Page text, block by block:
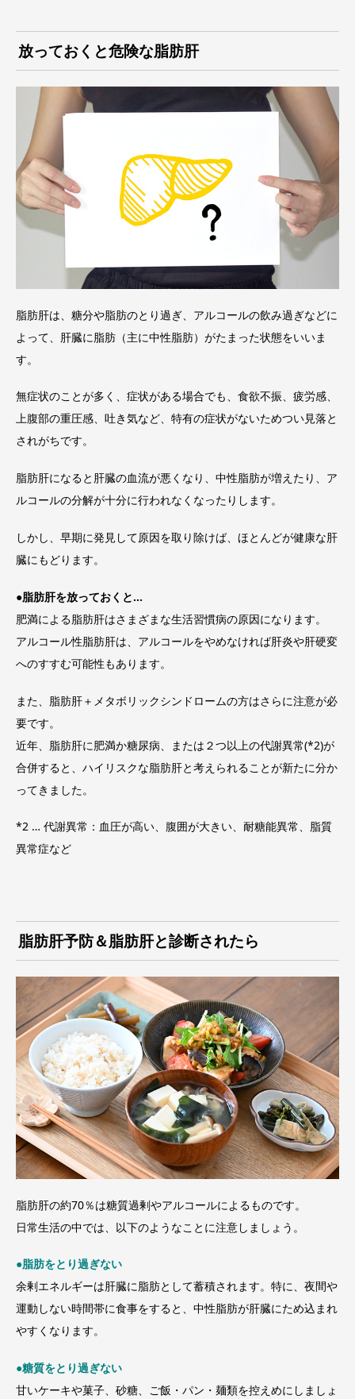
放っておくと危険な脂肪肝
脂肪肝は、糖分や脂肪のとり過ぎ、アルコールの飲み過ぎなどに
よって、肝臓に脂肪（主に中性脂肪）がたまった状態をいいま
す。
無症状のことが多く、症状がある場合でも、食欲不振、疲労感、
上腹部の重圧感、吐き気など、特有の症状がないためつい見落と
されがちです。
脂肪肝になると肝臓の血流が悪くなり、中性脂肪が増えたり、ア
ルコールの分解が十分に行われなくなったりします。
しかし、早期に発見して原因を取り除けば、ほとんどが健康な肝
臓にもどります。
●脂肪肝を放っておくと…
肥満による脂肪肝はさまざまな生活習慣病の原因になります。
アルコール性脂肪肝は、アルコールをやめなければ肝炎や肝硬変
へのすすむ可能性もあります。
また、脂肪肝＋メタボリックシンドロームの方はさらに注意が必
要です。
近年、脂肪肝に肥満か糖尿病、または２つ以上の代謝異常(*2)が
合併すると、ハイリスクな脂肪肝と考えられることが新たに分か
ってきました。
*2 … 代謝異常：血圧が高い、腹囲が大きい、耐糖能異常、脂質
異常症など
脂肪肝予防＆脂肪肝と診断されたら
脂肪肝の約70％は糖質過剰やアルコールによるものです。
日常生活の中では、以下のようなことに注意しましょう。
●脂肪をとり過ぎない
余剰エネルギーは肝臓に脂肪として蓄積されます。特に、夜間や
運動しない時間帯に食事をすると、中性脂肪が肝臓にため込まれ
やすくなります。
●糖質をとり過ぎない
甘いケーキや菓子、砂糖、ご飯・パン・麺類を控えめにしましょ